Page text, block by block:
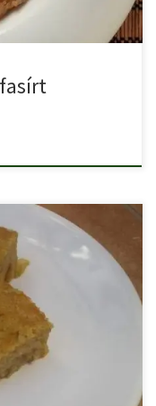
Cukkinivel, fahéjjal,